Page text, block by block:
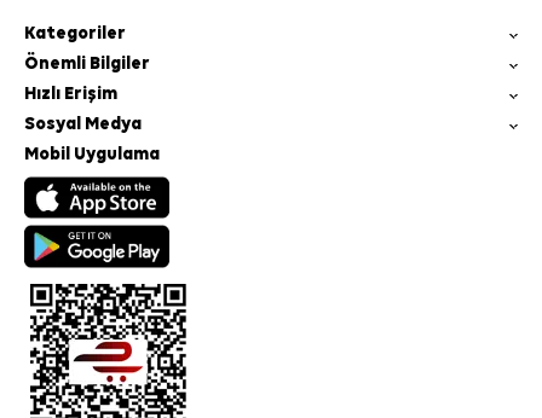
Kategoriler
Önemli Bilgiler
Hızlı Erişim
Sosyal Medya
Mobil Uygulama